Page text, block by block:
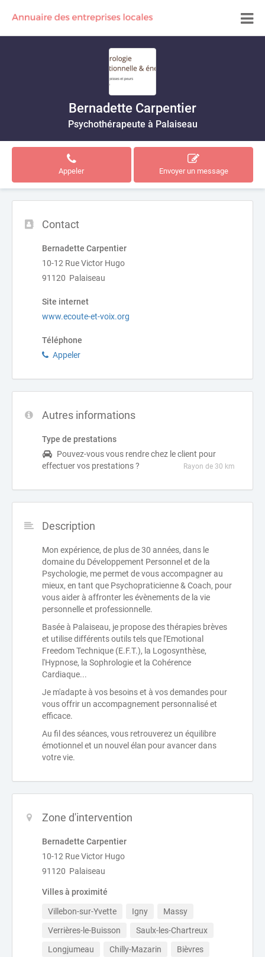
Bernadette Carpentier
Psychothérapeute à Palaiseau
Appeler Envoyer un message
Contact
Bernadette Carpentier
10-12 Rue Victor Hugo
91120 Palaiseau
Site internet
www.ecoute-et-voix.org
Téléphone
Appeler
Autres informations
Type de prestations
Pouvez-vous vous rendre chez le client pour
effectuer vos prestations ?
Rayon de 30 km
Description
Mon expérience, de plus de 30 années, dans le
domaine du Développement Personnel et de la
Psychologie, me permet de vous accompagner au
mieux, en tant que Psychopraticienne & Coach, pour
vous aider à affronter les évènements de la vie
personnelle et professionnelle.
Basée à Palaiseau, je propose des thérapies brèves
et utilise différents outils tels que l'Emotional
Freedom Technique (E.F.T.), la Logosynthèse,
l'Hypnose, la Sophrologie et la Cohérence
Cardiaque...
Je m'adapte à vos besoins et à vos demandes pour
vous offrir un accompagnement personnalisé et
efficace.
Au fil des séances, vous retrouverez un équilibre
émotionnel et un nouvel élan pour avancer dans
votre vie.
Zone d'intervention
Bernadette Carpentier
10-12 Rue Victor Hugo
91120 Palaiseau
Villes à proximité
Villebon-sur-Yvette Igny
Massy
Verrières-le-Buisson
Saulx-les-Chartreux
Longjumeau
Chilly-Mazarin
Bièvres